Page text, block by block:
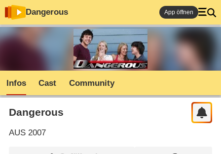
Dangerous App öffnen
Infos Cast Community
Dangerous
AUS2007